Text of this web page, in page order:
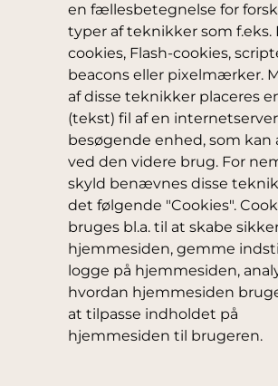
en fællesbetegnelse for
typer af teknikker som f.eks.
cookies, Flash-cookies,
beacons eller pixelmærker.
af disse teknikker placeres
(tekst) fil af en
besøgende enhed, som kan
ved den videre brug. For
skyld benævnes disse
det følgende "Cookies".
bruges bl.a. til at skabe
hjemmesiden, gemme
logge på hjemmesiden,
hvordan hjemmesiden
at tilpasse indholdet på
hjemmesiden til brugeren.